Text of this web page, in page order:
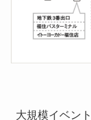
大規模イベン